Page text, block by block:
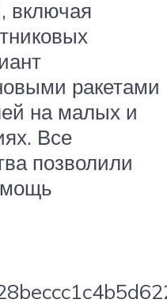
включая
ракетами
на малых и
Все
позволили